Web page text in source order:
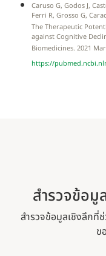
Caruso G, Godos J,
Ferri R, Grosso G,
The Therapeutic
against Cognitive
Biomedicines. 2021
https://
สำรวจข้อมู
สำรวจข้อมูลเชิงลึกที่
ข